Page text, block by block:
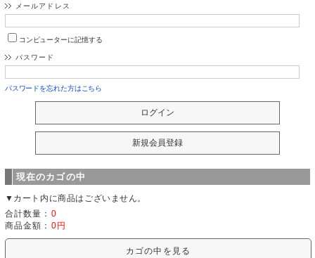
メールアドレス
コンピューターに記憶する
パスワード
パスワードを忘れた方はこちら
現在のカゴの中
▼カート内に商品はございません。
合計数量： 0
商品金額： 0円
カゴの中を見る